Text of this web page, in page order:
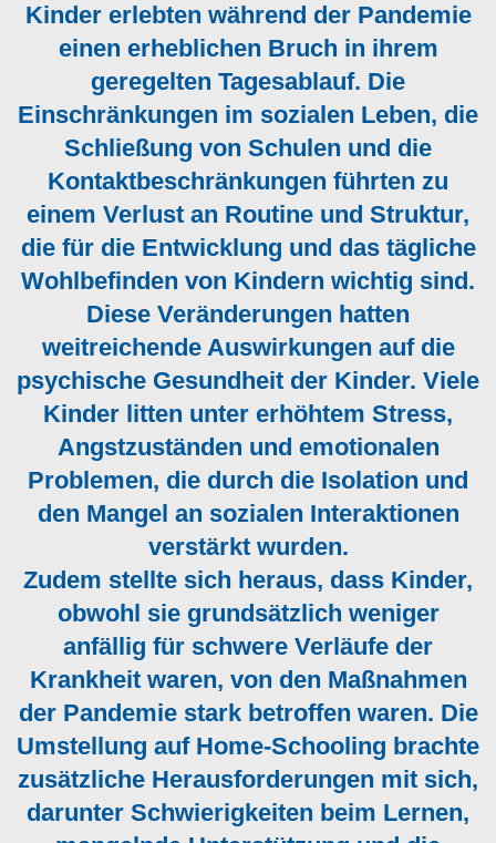
Kinder erlebten während der Pandemie
einen erheblichen Bruch in ihrem
geregelten Tagesablauf. Die
Einschränkungen im sozialen Leben, die
Schließung von Schulen und die
Kontaktbeschränkungen führten zu
einem Verlust an Routine und Struktur,
die für die Entwicklung und das tägliche
Wohlbefinden von Kindern wichtig sind.
Diese Veränderungen hatten
weitreichende Auswirkungen auf die
psychische Gesundheit der Kinder. Viele
Kinder litten unter erhöhtem Stress,
Angstzuständen und emotionalen
Problemen, die durch die Isolation und
den Mangel an sozialen Interaktionen
verstärkt wurden.
Zudem stellte sich heraus, dass Kinder,
obwohl sie grundsätzlich weniger
anfällig für schwere Verläufe der
Krankheit waren, von den Maßnahmen
der Pandemie stark betroffen waren. Die
Umstellung auf Home-Schooling brachte
zusätzliche Herausforderungen mit sich,
darunter Schwierigkeiten beim Lernen,